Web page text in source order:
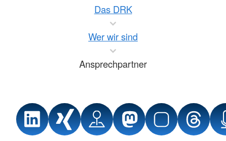
Das DRK
Wer wir sind
Ansprechpartner